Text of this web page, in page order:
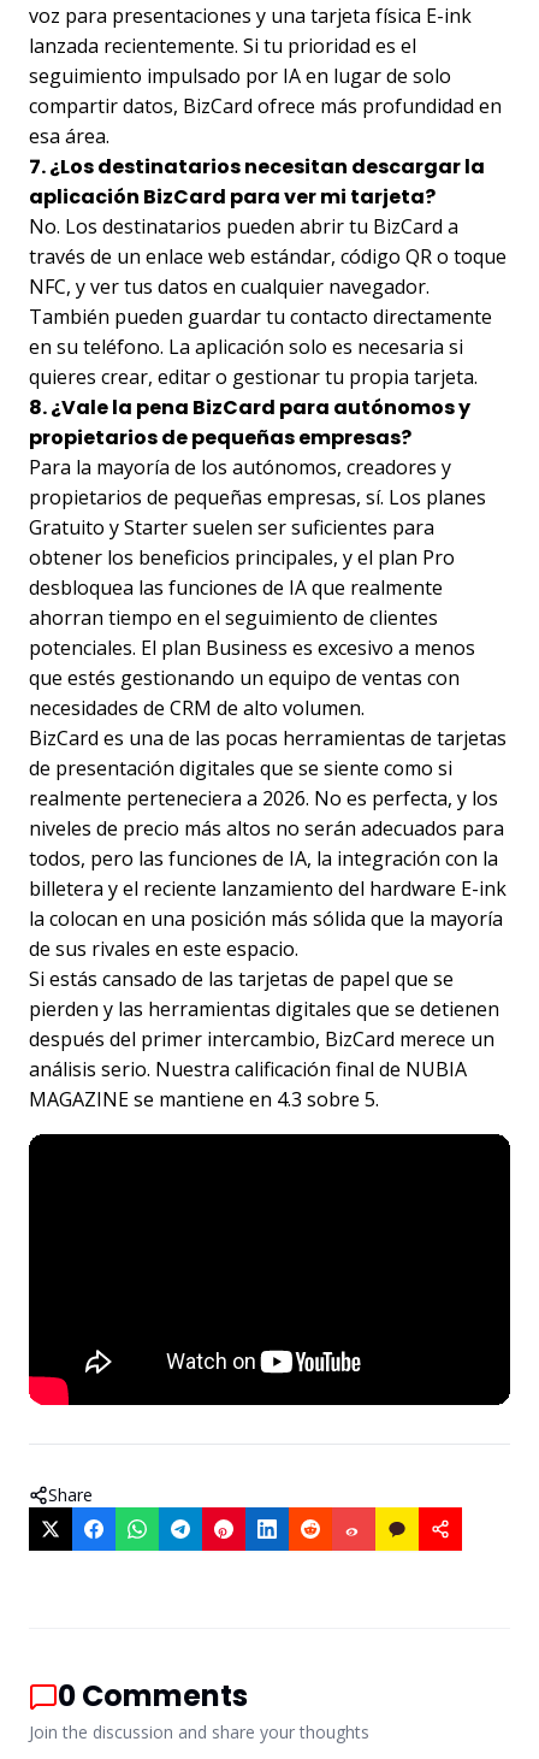
voz para presentaciones y una tarjeta física E-ink
lanzada recientemente. Si tu prioridad es el
seguimiento impulsado por IA en lugar de solo
compartir datos, BizCard ofrece más profundidad en
esa área.
7. ¿Los destinatarios necesitan descargar la
aplicación BizCard para ver mi tarjeta?
No. Los destinatarios pueden abrir tu BizCard a
través de un enlace web estándar, código QR o toque
NFC, y ver tus datos en cualquier navegador.
También pueden guardar tu contacto directamente
en su teléfono. La aplicación solo es necesaria si
quieres crear, editar o gestionar tu propia tarjeta.
8. ¿Vale la pena BizCard para autónomos y
propietarios de pequeñas empresas?
Para la mayoría de los autónomos, creadores y
propietarios de pequeñas empresas, sí. Los planes
Gratuito y Starter suelen ser suficientes para
obtener los beneficios principales, y el plan Pro
desbloquea las funciones de IA que realmente
ahorran tiempo en el seguimiento de clientes
potenciales. El plan Business es excesivo a menos
que estés gestionando un equipo de ventas con
necesidades de CRM de alto volumen.
BizCard es una de las pocas herramientas de tarjetas
de presentación digitales que se siente como si
realmente perteneciera a 2026. No es perfecta, y los
niveles de precio más altos no serán adecuados para
todos, pero las funciones de IA, la integración con la
billetera y el reciente lanzamiento del hardware E-ink
la colocan en una posición más sólida que la mayoría
de sus rivales en este espacio.
Si estás cansado de las tarjetas de papel que se
pierden y las herramientas digitales que se detienen
después del primer intercambio, BizCard merece un
análisis serio. Nuestra calificación final de NUBIA
MAGAZINE se mantiene en 4.3 sobre 5.
Share
0Comments
Join the discussion and share your thoughts